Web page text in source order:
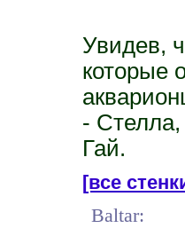
Увидев,
которые
- Стелла,
Гай.
[все
Baltar: